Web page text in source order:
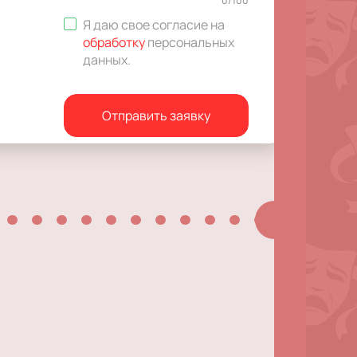
Я даю свое согласие на
обработкуперсональных
данных.
Отправить заявку